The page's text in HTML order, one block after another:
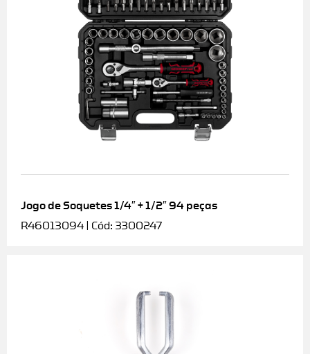
Jogo de Soquetes 1/4″ + 1/2″ 94 peças
R46013094 | Cód: 3300247